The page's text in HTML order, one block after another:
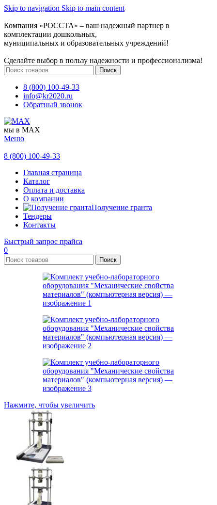
Skip to navigation Skip to main content
Компания «РОССТА» – ваш надежный партнер в
комплектации дошкольных,
муниципальных и образовательных учреждений!
Сделайте выбор в пользу надежности и профессионализма!
Поиск
8 (800) 100-49-33
info@kr2020.ru
Обратный звонок
мы в MAX
Меню
8 (800) 100-49-33
Главная страница
Каталог
Оплата и доставка
О компании
Получение гранта
Тендеры
Контакты
Быстрый запрос прайса
0
Поиск
Нажмите, чтобы увеличить